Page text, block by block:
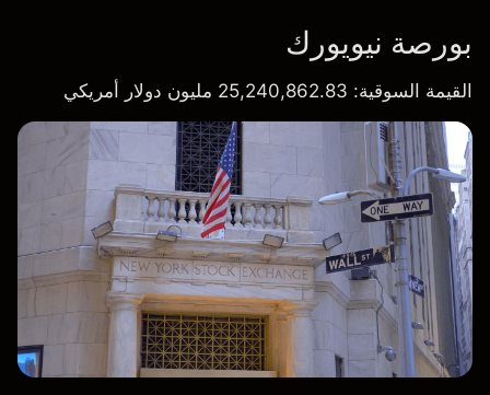
بورصة نيويورك
القيمة السوقية: 25,240,862.83 مليون دولار أمريكي